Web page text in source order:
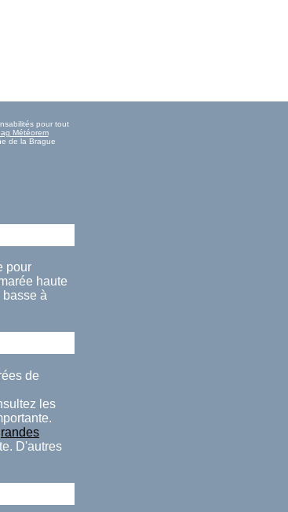
pour tout
Météorem
de la Brague
pour
haute
basse à
de
les
D'autres